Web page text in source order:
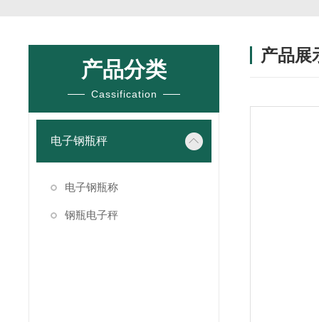
产品分类
Cassification
电子钢瓶秤
电子钢瓶称
钢瓶电子秤
产品展